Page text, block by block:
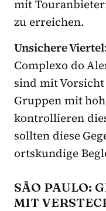
mit
zu erreichen.
Unsichere
Complexo do
sind mit
Gruppen mit
kontrollieren
sollten diese
ortskundige
SÃO PAULO:
MIT